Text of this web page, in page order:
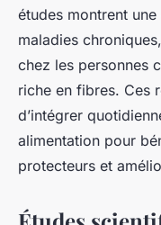
études montrent
maladies
chez les personnes
riche en fibres. Ces
d’intégrer
alimentation pour
protecteurs et